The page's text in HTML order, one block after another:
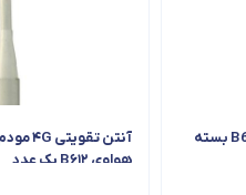
آنتن 4G تقویتی هواوی مدل B612-i60 بسته
هواوی B۶۱۲ یک عدد